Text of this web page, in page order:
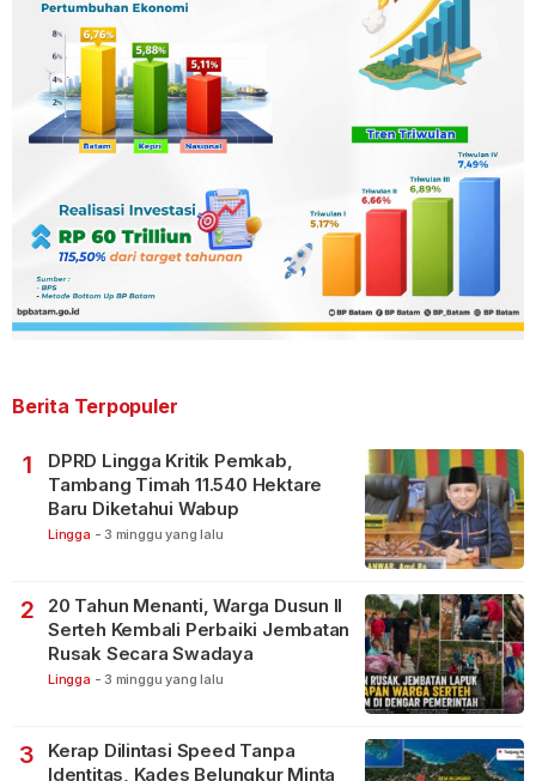
Berita Terpopuler
1
DPRD Lingga Kritik Pemkab,
Tambang Timah 11.540 Hektare
Baru Diketahui Wabup
Lingga - 3 minggu yang lalu
2
20 Tahun Menanti, Warga Dusun II
Serteh Kembali Perbaiki Jembatan
Rusak Secara Swadaya
Lingga - 3 minggu yang lalu
3
Kerap Dilintasi Speed Tanpa
Identitas, Kades Belungkur Minta